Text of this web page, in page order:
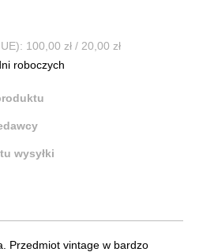
100,00 zł / 20,00 zł
roboczych
wysyłki
Przedmiot vintage w bardzo